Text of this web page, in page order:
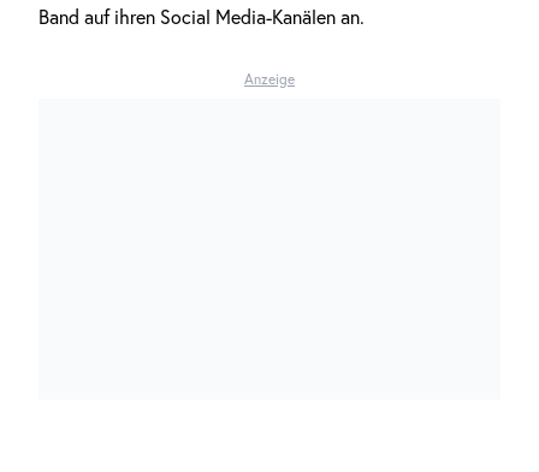
Band auf ihren Social Media-Kanälen an.
Anzeige